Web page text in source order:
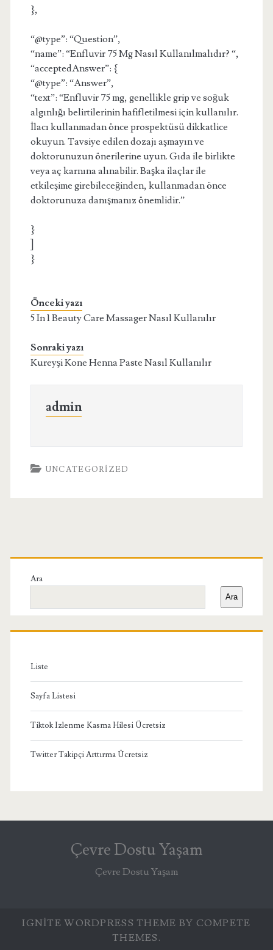
},
“@type”: “Question”,
“name”: “Enfluvir 75 Mg Nasıl Kullanılmalıdır? “,
“acceptedAnswer”: {
“@type”: “Answer”,
“text”: “Enfluvir 75 mg, genellikle grip ve soğuk
algınlığı belirtilerinin hafifletilmesi için kullanılır.
İlacı kullanmadan önce prospektüsü dikkatlice
okuyun. Tavsiye edilen dozajı aşmayın ve
doktorunuzun önerilerine uyun. Gıda ile birlikte
veya aç karnına alınabilir. Başka ilaçlar ile
etkileşime girebileceğinden, kullanmadan önce
doktorunuza danışmanız önemlidir.”
}
}
Önceki yazı
5 In 1 Beauty Care Massager Nasıl Kullanılır
Sonraki yazı
Kureyşi Kone Henna Paste Nasıl Kullanılır
admin
UNCATEGORIZED
Birincil
Yan
Menü
Ara
Ara
Liste
Sayfa Listesi
Tiktok Izlenme Kasma Hilesi Ücretsiz
Twitter Takipçi Arttırma Ücretsiz
Çevre Dostu Yaşam
Çevre Dostu Yaşam
IGNITE WORDPRESS THEME BY COMPETE
THEMES.